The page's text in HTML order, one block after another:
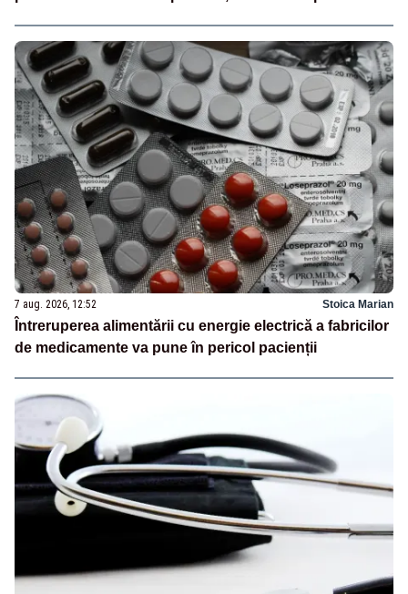
7 aug. 2026, 12:52 Stoica Marian
Întreruperea alimentării cu energie electrică a fabricilor
de medicamente va pune în pericol pacienții